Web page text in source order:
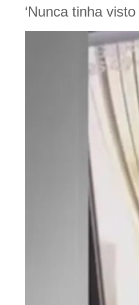
‘Nunca tinha